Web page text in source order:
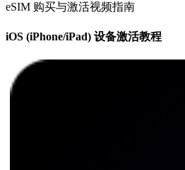
eSIM 购买与激活视频指南
iOS (iPhone/iPad) 设备激活教程